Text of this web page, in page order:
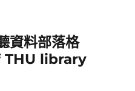
資料部落格
library